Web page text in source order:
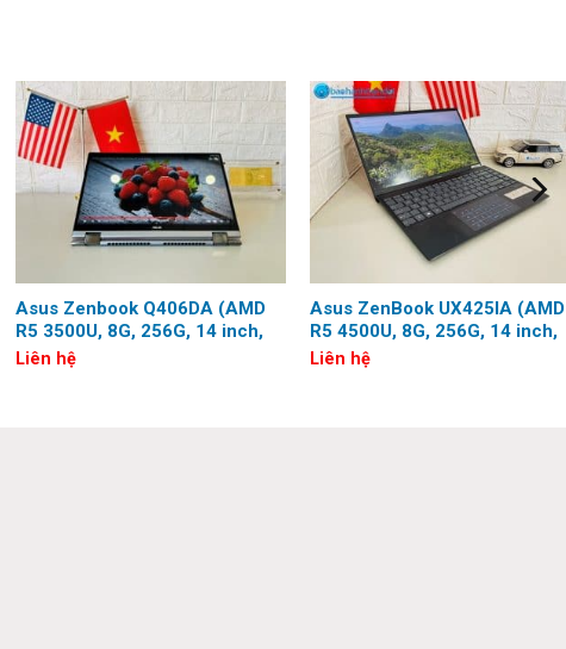
Flip UP5401ZA:
bất tận cho cuộc sống của bạn với màn hình cảm ứng OLED 2.8K
gập linh hoạt, khơi nguồn cảm hứng sáng tạo bất tận.
Asus Zenbook Q406DA (AMD
R5 3500U, 8G, 256G, 14 inch,
FHD, Touch)
Liên hệ
Asus ZenBook UX425IA (AMD
R5 4500U, 8G, 256G, 14 inch,
Full HD)
Liên hệ